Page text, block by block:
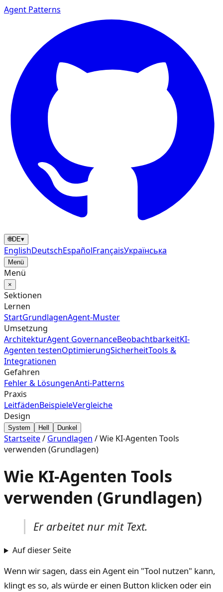
Agent Patterns
🌐DE▾
EnglishDeutschEspañolFrançaisУкраїнська
Menü
Menü
×
Sektionen
Lernen
StartGrundlagenAgent‑Muster
Umsetzung
ArchitekturAgent GovernanceBeobachtbarkeitKI-
Agenten testenOptimierungSicherheitTools &
Integrationen
Gefahren
Fehler & LösungenAnti-Patterns
Praxis
LeitfädenBeispieleVergleiche
Design
System Hell Dunkel
Startseite/ Grundlagen /Wie KI-Agenten Tools
verwenden (Grundlagen)
Wie KI-Agenten Tools
verwenden (Grundlagen)
Er arbeitet nur mit Text.
Auf dieser Seite
Wenn wir sagen, dass ein Agent ein "Tool nutzen" kann,
klingt es so, als würde er einen Button klicken oder ein